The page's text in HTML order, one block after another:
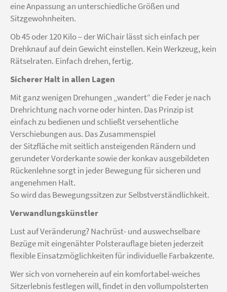
eine Anpassung an unterschiedliche Größen und
Sitzgewohnheiten.
Ob 45 oder 120 Kilo – der WiChair lässt sich einfach per
Drehknauf auf dein Gewicht einstellen. Kein Werkzeug, kein
Rätselraten. Einfach drehen, fertig.
Sicherer Halt in allen Lagen
Mit ganz wenigen Drehungen „wandert“ die Feder je nach
Drehrichtung nach vorne oder hinten. Das Prinzip ist
einfach zu bedienen und schließt versehentliche
Verschiebungen aus. Das Zusammenspiel
der Sitzfläche mit seitlich ansteigenden Rändern und
gerundeter Vorderkante sowie der konkav ausgebildeten
Rückenlehne sorgt in jeder Bewegung für sicheren und
angenehmen Halt.
So wird das Bewegungssitzen zur Selbstverständlichkeit.
Verwandlungskünstler
Lust auf Veränderung? Nachrüst- und auswechselbare
Bezüge mit eingenähter Polsterauflage bieten jederzeit
flexible Einsatzmöglichkeiten für individuelle Farbakzente.
Wer sich von vorneherein auf ein komfortabel-weiches
Sitzerlebnis festlegen will, findet in den vollumpolsterten